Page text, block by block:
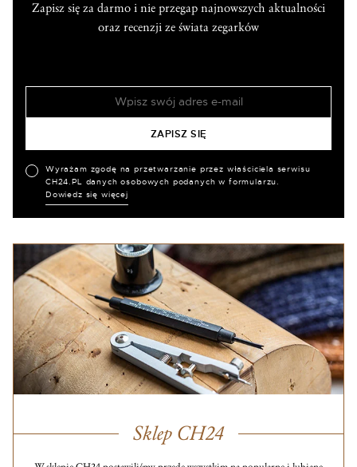
Zapisz się za darmo i nie przegap najnowszych aktualności
oraz recenzji ze świata zegarków
Wyrażam zgodę na przetwarzanie przez właściciela serwisu
CH24.PL danych osobowych podanych w formularzu.
Dowiedz się więcej
Sklep CH24